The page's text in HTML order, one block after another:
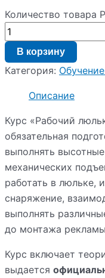
Количество товара
В корзину
Категория:
Описание
Курс «Рабочий
обязательная
выполнять
механических
работать в люльке,
снаряжение,
выполнять
до монтажа
Курс включает
выдается